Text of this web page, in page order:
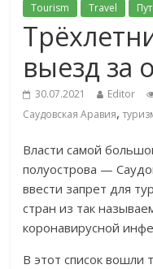
Tourism Travel
выезд за
30.07.2021 Editor
Саудовская Аравия,
Власти самой
полуострова —
ввести запрет для
стран из так
коронавирусной
В этот список вошли